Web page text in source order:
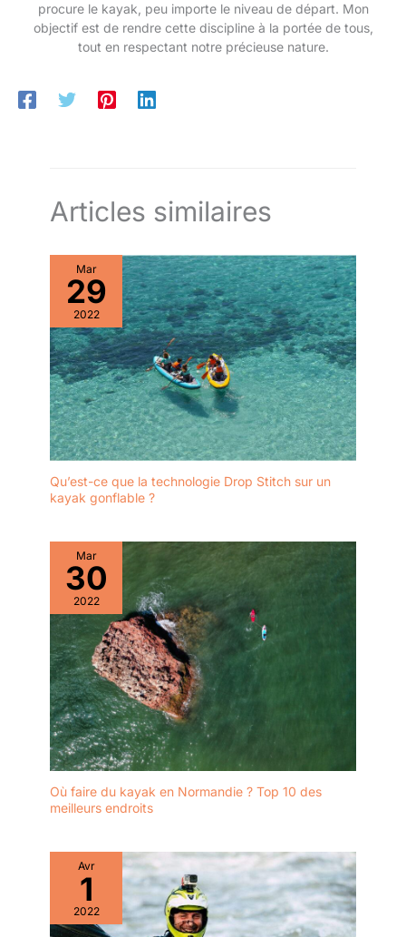
procure le kayak, peu importe le niveau de départ. Mon
objectif est de rendre cette discipline à la portée de tous,
tout en respectant notre précieuse nature.
Articles similaires
Mar
29
2022
Qu’est-ce que la technologie Drop Stitch sur un
kayak gonflable ?
Mar
30
2022
Où faire du kayak en Normandie ? Top 10 des
meilleurs endroits
Avr
1
2022